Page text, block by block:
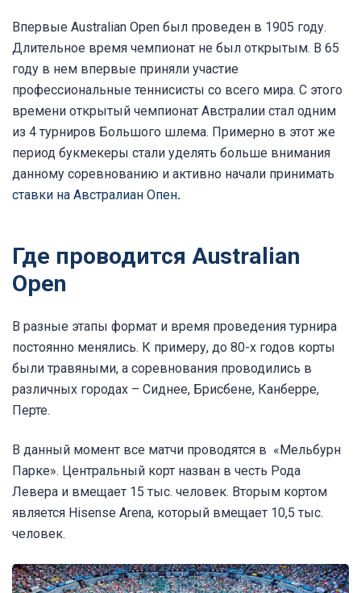
Впервые Australian Open был проведен в 1905 году.
Длительное время чемпионат не был открытым. В 65
году в нем впервые приняли участие
профессиональные теннисисты со всего мира. С этого
времени открытый чемпионат Австралии стал одним
из 4 турниров Большого шлема. Примерно в этот же
период букмекеры стали уделять больше внимания
данному соревнованию и активно начали принимать
ставки на Австралиан Опен.
Где проводится Australian
Open
В разные этапы формат и время проведения турнира
постоянно менялись. К примеру, до 80-х годов корты
были травяными, а соревнования проводились в
различных городах – Сиднее, Брисбене, Канберре,
Перте.
В данный момент все матчи проводятся в «Мельбурн
Парке». Центральный корт назван в честь Рода
Левера и вмещает 15 тыс. человек. Вторым кортом
является Hisense Arena, который вмещает 10,5 тыс.
человек.